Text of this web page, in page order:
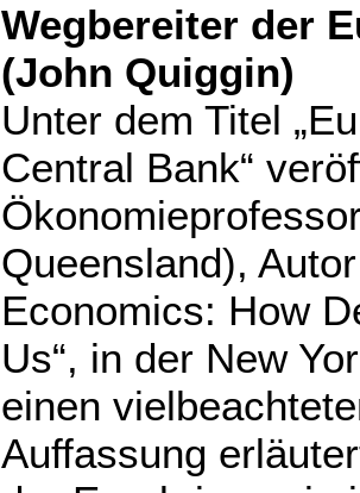
Wegbereiter der
(John Quiggin)
Unter dem Titel
Central Bank“
Queensland),
Economics: How
Us“, in der New
einen
Auffassung